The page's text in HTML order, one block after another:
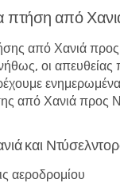
πτήση από
από Χανιά
οι απευθείας
ενημερωμένα
από Χανιά προς
και
αεροδρομίου